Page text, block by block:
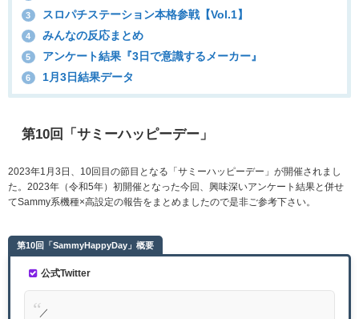
3 スロパチステーション本格参戦【Vol.1】
4 みんなの反応まとめ
5 アンケート結果『3日で意識するメーカー』
6 1月3日結果データ
第10回「サミーハッピーデー」
2023年1月3日、10回目の節目となる「サミーハッピーデー」が開催されまし
た。2023年（令和5年）初開催となった今回、興味深いアンケート結果と併せ
てSammy系機種×高設定の報告をまとめましたので是非ご参考下さい。
第10回「SammyHappyDay」概要
公式Twitter
／